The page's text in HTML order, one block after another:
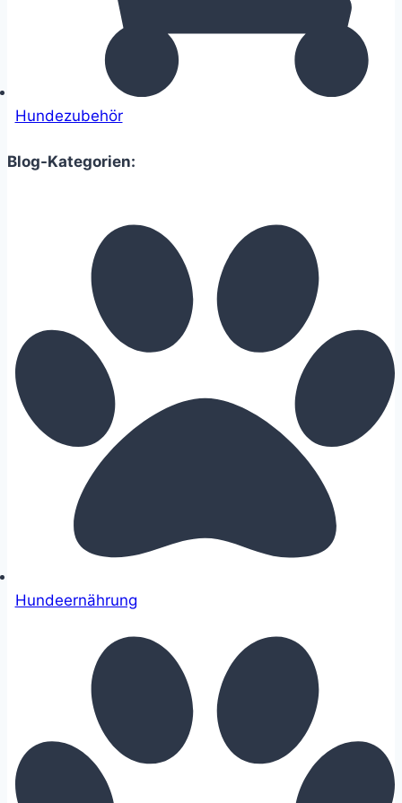
Hundezubehör
Blog-Kategorien:
Hundeernährung